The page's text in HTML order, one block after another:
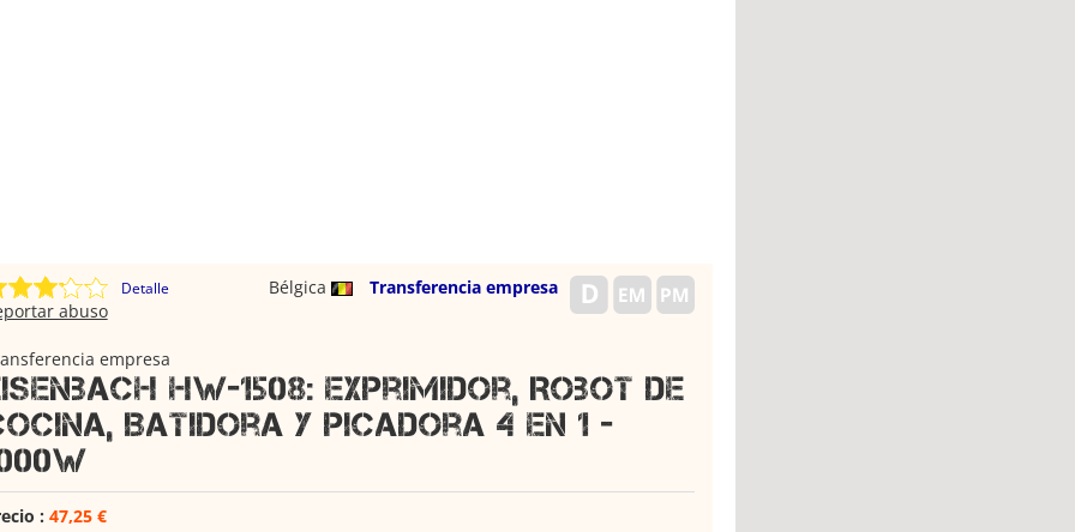
Detalle Bélgica
Transferencia empresa
abuso
empresa
HW-1508: Exprimidor, Robot de
Batidora y Picadora 4 en 1 -
: 47,25 €